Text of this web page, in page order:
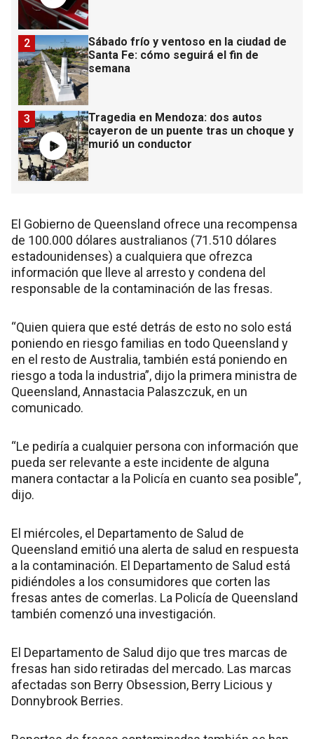
Sábado frío y ventoso en la ciudad de
Santa Fe: cómo seguirá el fin de
semana
2
Tragedia en Mendoza: dos autos
cayeron de un puente tras un choque y
murió un conductor
3
El Gobierno de Queensland ofrece una recompensa
de 100.000 dólares australianos (71.510 dólares
estadounidenses) a cualquiera que ofrezca
información que lleve al arresto y condena del
responsable de la contaminación de las fresas.
“Quien quiera que esté detrás de esto no solo está
poniendo en riesgo familias en todo Queensland y
en el resto de Australia, también está poniendo en
riesgo a toda la industria”, dijo la primera ministra de
Queensland, Annastacia Palaszczuk, en un
comunicado.
“Le pediría a cualquier persona con información que
pueda ser relevante a este incidente de alguna
manera contactar a la Policía en cuanto sea posible”,
dijo.
El miércoles, el Departamento de Salud de
Queensland emitió una alerta de salud en respuesta
a la contaminación. El Departamento de Salud está
pidiéndoles a los consumidores que corten las
fresas antes de comerlas. La Policía de Queensland
también comenzó una investigación.
El Departamento de Salud dijo que tres marcas de
fresas han sido retiradas del mercado. Las marcas
afectadas son Berry Obsession, Berry Licious y
Donnybrook Berries.